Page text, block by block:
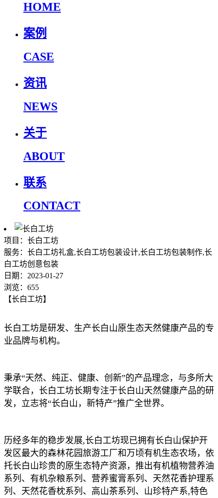
HOME
案例
CASE
资讯
NEWS
关于
ABOUT
联系
CONTACT
项目：长白工坊
服务：长白工坊礼盒,长白工坊包装设计,长白工坊包装制作,长
白工坊创意包装
日期：2023-01-27
浏览：655
【长白工坊】
长白工坊是研发、生产长白山原生态天然健康产品的专
业品牌与机构。
秉承“天然、纯正、健康、创新”的产品理念，与多所大
学联合，长白工坊长期专注于长白山天然健康产品的研
发，立志将“长白山，新特产”推广全世界。
历经多年的稳步发展,长白工坊现已拥有长白山保护开
发区最大的森林花园旅游工厂和万顷有机生态农场，依
托长白山珍贵的原生态特产资源，推出有机植物营养油
系列、有机杂粮系列、营养蜜膏系列、天然花香护理系
列、天然花香枕系列、高山茶系列、山珍特产系,特色